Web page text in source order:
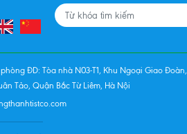
ĐD: Tòa nhà N03-T1, Khu Ngoại Giao Đoàn,
Tảo, Quận Bắc Từ Liêm, Hà Nội